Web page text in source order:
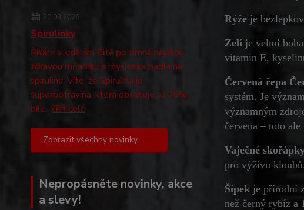
30.03.2026
Spirulinky
Říkám si udělám Čitě po zimně nějakou
zdravou mňamku a myšlenka padla na
spirulinu. Víte, že Spirulina je
superpotravina, která obsahuje až 70%
bílk... číst celé
Zobrazit všechny novinky
Nepropásněte novinky, akce
a slevy!
Rýže je
Zelíje velmi
vitamin E,
Červená řepa
systém. Je
významným
červena – toto
Vaječné
pro výživu
Šípek je přírodní
než černý rybíz a